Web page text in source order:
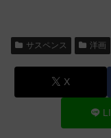
サスペンス 洋画
X